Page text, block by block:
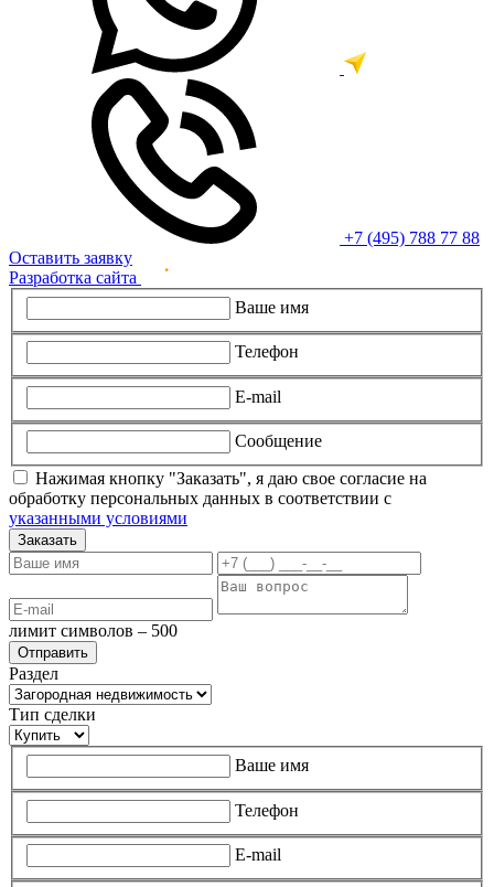
+7 (495) 788 77 88
Оставить заявку
Разработка сайта
Ваше имя
Телефон
E-mail
Сообщение
Нажимая кнопку "Заказать", я даю свое согласие на
обработку персональных данных в соответствии с
указанными условиями
Заказать
лимит символов – 500
Раздел
Тип сделки
Ваше имя
Телефон
E-mail